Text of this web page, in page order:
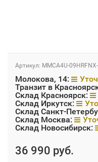
Артикул: MMCA4U-
Молокова, 14:
Транзит в
Склад Красноярск:
Склад Иркутск:
Склад Санкт-
Склад Москва:
Склад Новосибирск:
36 990 руб.